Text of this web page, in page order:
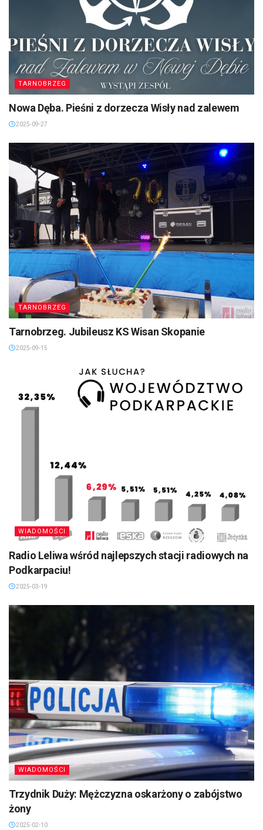
TARNOBRZEG
Nowa Dęba. Pieśni z dorzecza Wisły nad zalewem
2025-09-27
TARNOBRZEG
Tarnobrzeg. Jubileusz KS Wisan Skopanie
2025-09-15
WIADOMOŚCI
Radio Leliwa wśród najlepszych stacji radiowych na
Podkarpaciu!
2025-03-19
WIADOMOŚCI
Trzydnik Duży: Mężczyzna oskarżony o zabójstwo
żony
2025-02-10